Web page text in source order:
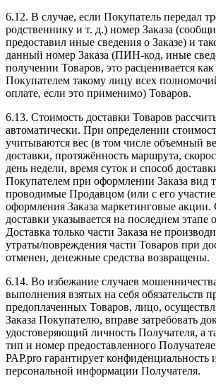
6.12. В случае, если Покупатель передал
родственнику и т. д.) номер Заказа
предоставил иные сведения о Заказе) и
данный номер Заказа (ПИН-код, иные
получении Товаров, это расценивается как
Покупателем такому лицу всех
оплате, если это применимо) Товаров.
6.13. Стоимость доставки Товаров
автоматически. При определении
учитываются вес (в том числе объемный
доставки, протяжённость маршрута,
день недели, время суток и способ
Покупателем при оформлении Заказа вид
проводимые Продавцом (или с его
оформления Заказа маркетинговые акции.
доставки указывается на последнем этапе
Доставка только части Заказа не
утраты/повреждения части Товаров при
отменен, денежные средства возвращены.
6.14. Во избежание случаев
выполнения взятых на себя обязательств
предоплаченных Товаров, лицо,
Заказа Покупателю, вправе затребовать
удостоверяющий личность Получателя, а
тип и номер предоставленного
РАР.pro гарантирует конфиденциальность
персональной информации Получателя.